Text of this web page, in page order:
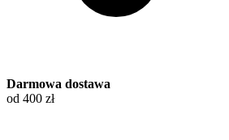
Darmowa dostawa
od 400 zł